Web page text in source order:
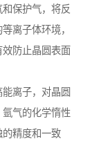
保护气，将反
离子体环境，
防止晶圆表面
离子，对晶圆
气的化学惰性
精度和一致